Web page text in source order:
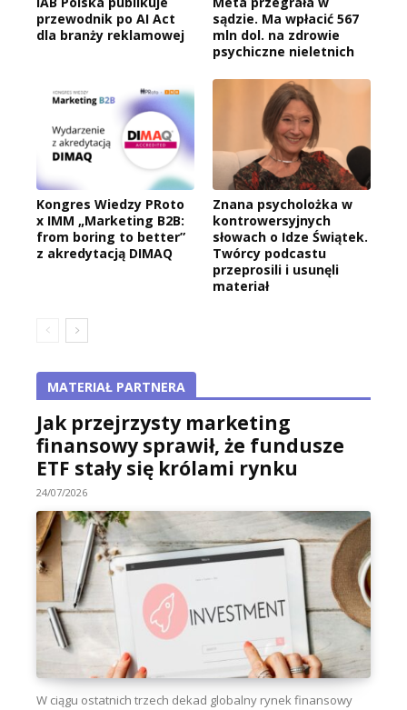
przewodnik po AI Act
dla branży reklamowej
sądzie. Ma wpłacić 567
mln dol. na zdrowie
psychiczne nieletnich
Kongres Wiedzy PRoto
x IMM „Marketing B2B:
from boring to better”
z akredytacją DIMAQ
Znana psycholożka w
kontrowersyjnych
słowach o Idze Świątek.
Twórcy podcastu
przeprosili i usunęli
materiał
MATERIAŁ PARTNERA
Jak przejrzysty marketing
finansowy sprawił, że fundusze
ETF stały się królami rynku
24/07/2026
W ciągu ostatnich trzech dekad globalny rynek finansowy